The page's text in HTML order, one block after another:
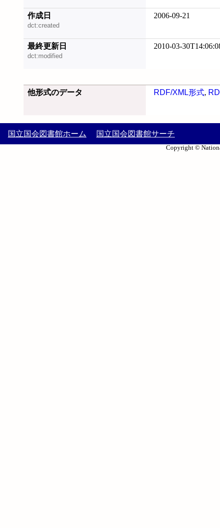
作成日
dct:created
2006-09-21
最終更新日
dct:modified
2010-03-
他形式のデータ RDF/XML形式,
国立国会図書館ホーム 国立国会図書館サーチ
Copyright ©